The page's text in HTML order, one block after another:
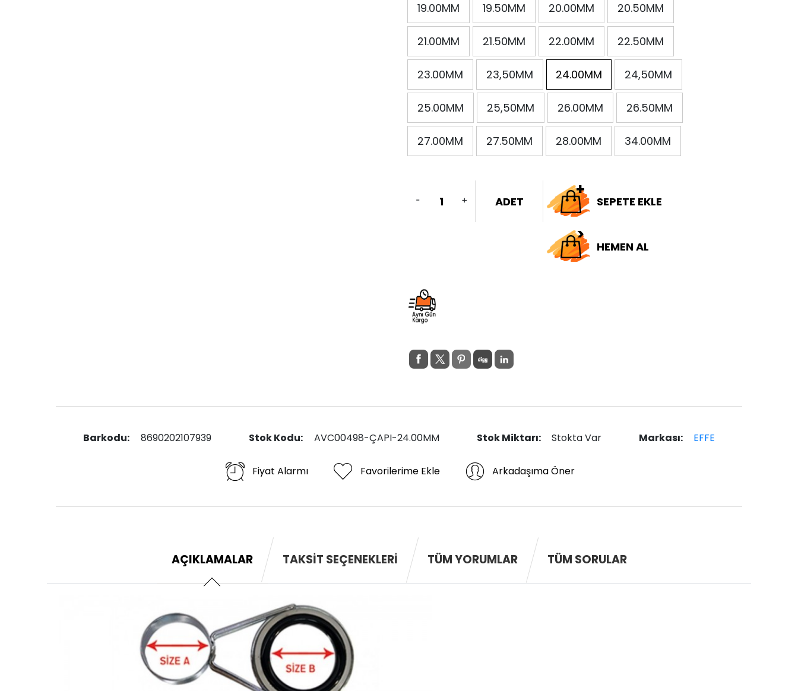
19.00MM 19.50MM 20.00MM 20.50MM
21.00MM 21.50MM 22.00MM 22.50MM
23.00MM 23,50MM 24.00MM 24,50MM
25.00MM 25,50MM 26.00MM 26.50MM
27.00MM 27.50MM 28.00MM 34.00MM
- + ADET SEPETE EKLE
HEMEN AL
Barkodu: 8690202107939 Stok Kodu: AVC00498-ÇAPI-24.00MM Stok Miktarı: Stokta Var Markası: EFFE
Fiyat Alarmı Favorilerime Ekle Arkadaşıma Öner
AÇIKLAMALAR TAKSIT SEÇENEKLERI TÜM YORUMLAR TÜM SORULAR